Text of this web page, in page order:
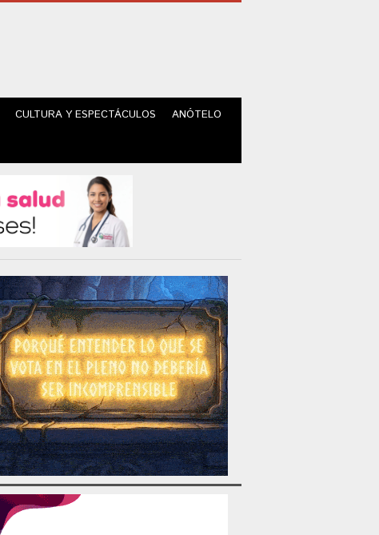
CULTURA Y ESPECTÁCULOS ANÓTELO